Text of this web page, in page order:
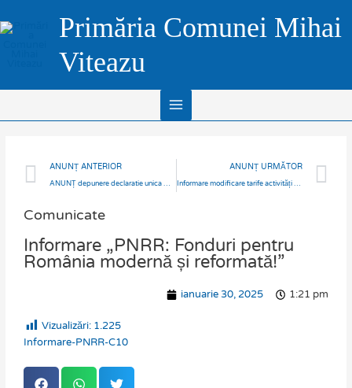
to
Primăria Comunei Mihai
Viteazu
Menu
Prev
ANUNȚ ANTERIOR
ANUNȚ depunere declaratie unica D212
ANUNȚ URMĂTOR
Informare modificare tarife activități prestate se Supercom S.A.
Comunicate
Informare „PNRR: Fonduri pentru
România modernă și reformată!”
ianuarie 30, 2025 1:21 pm
Vizualizări: 1.225
Informare-PNRR-C10